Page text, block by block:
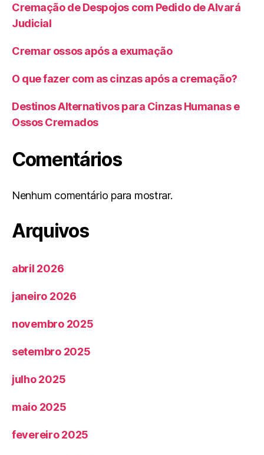
Cremação de Despojos com Pedido de Alvará
Judicial
Cremar ossos após a exumação
O que fazer com as cinzas após a cremação?
Destinos Alternativos para Cinzas Humanas e
Ossos Cremados
Comentários
Nenhum comentário para mostrar.
Arquivos
abril 2026
janeiro 2026
novembro 2025
setembro 2025
julho 2025
maio 2025
fevereiro 2025